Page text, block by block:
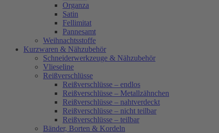
Organza
Satin
Fellimitat
Pannesamt
Weihnachtsstoffe
Kurzwaren & Nähzubehör
Schneiderwerkzeuge & Nähzubehör
Vlieseline
Reißverschlüsse
Reißverschlüsse – endlos
Reißverschlüsse – Metallzähnchen
Reißverschlüsse – nahtverdeckt
Reißverschlüsse – nicht teilbar
Reißverschlüsse – teilbar
Bänder, Borten & Kordeln